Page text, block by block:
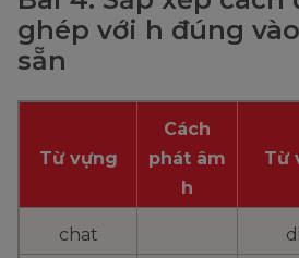
ghép với h đúng
sẵn
Từ vựng
Cách
phát âm
h
Từ
chat